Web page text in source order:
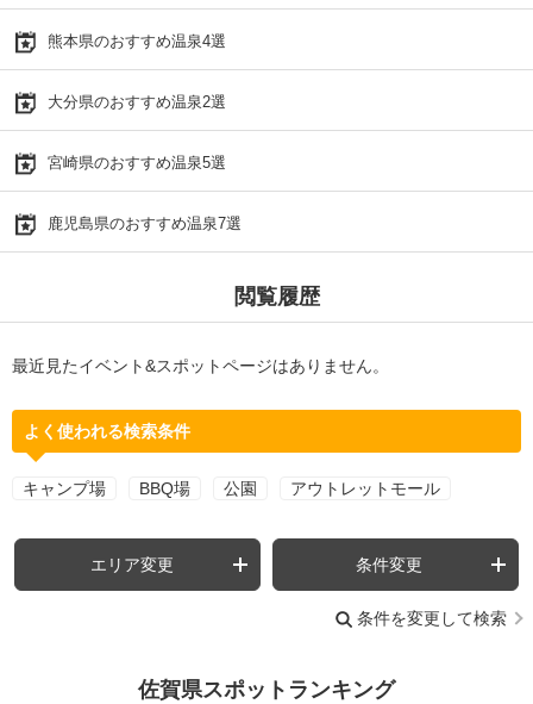
熊本県のおすすめ温泉4選
大分県のおすすめ温泉2選
宮崎県のおすすめ温泉5選
鹿児島県のおすすめ温泉7選
閲覧履歴
最近見たイベント&スポットページはありません。
よく使われる検索条件
キャンプ場 BBQ場 公園 アウトレットモール
エリア変更 条件変更
条件を変更して検索
佐賀県スポットランキング